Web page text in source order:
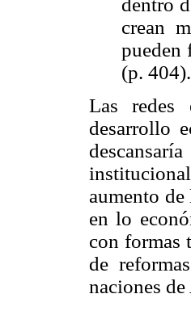
crean
pueden
(p. 404).
Las redes
desarrollo
aumento
en lo
con formas
de
naciones